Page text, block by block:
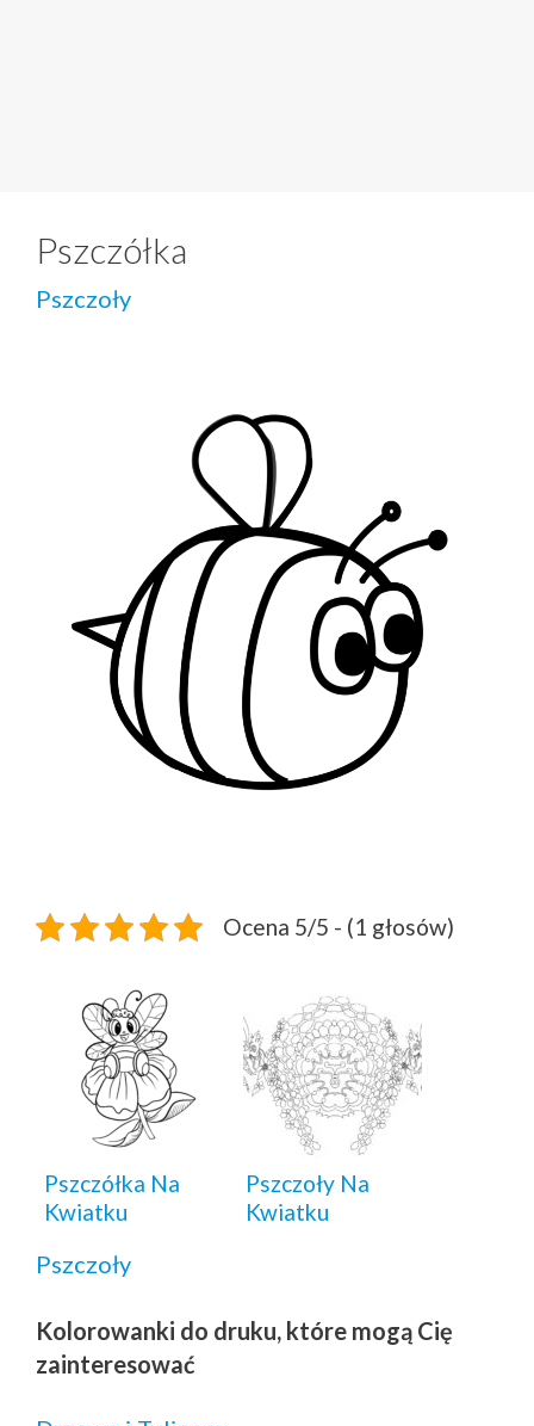
Pszczółka
Pszczoły
Ocena 5/5 - (1 głosów)
Pszczółka Na
Kwiatku
Pszczoły Na
Kwiatku
Pszczoły
Kolorowanki do druku, które mogą Cię
zainteresować